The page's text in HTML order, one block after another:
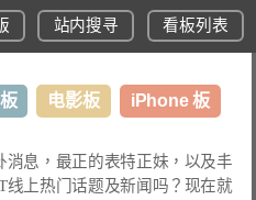
站内搜寻 看板列表
电影板 iPhone 板
消息，最正的表特正妹，以及丰
线上热门话题及新闻吗？现在就